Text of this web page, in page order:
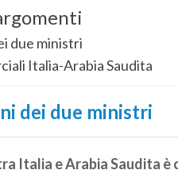
due ministri
Italia-Arabia Saudita
dei due ministri
Italia e Arabia Saudita